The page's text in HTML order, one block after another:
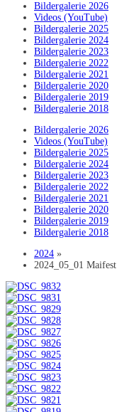
Bildergalerie 2026
Videos (YouTube)
Bildergalerie 2025
Bildergalerie 2024
Bildergalerie 2023
Bildergalerie 2022
Bildergalerie 2021
Bildergalerie 2020
Bildergalerie 2019
Bildergalerie 2018
Bildergalerie 2026
Videos (YouTube)
Bildergalerie 2025
Bildergalerie 2024
Bildergalerie 2023
Bildergalerie 2022
Bildergalerie 2021
Bildergalerie 2020
Bildergalerie 2019
Bildergalerie 2018
2024 »
2024_05_01 Maifest